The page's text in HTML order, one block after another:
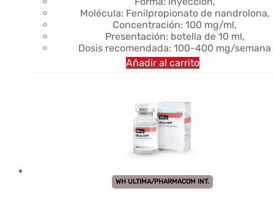
Molécula: Fenilpropionato de nandrolona,
Concentración: 100 mg/ml,
Presentación: botella de 10 ml,
Dosis recomendada: 100-400 mg/semana
Añadir al carrito
WH ULTIMA/PHARMACOM INT.